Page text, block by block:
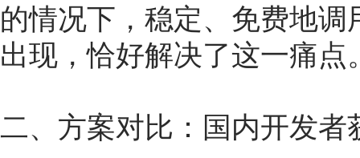
的情况下，稳定、免费地
出现，恰好解决了这一痛点
二、方案对比：国内开发